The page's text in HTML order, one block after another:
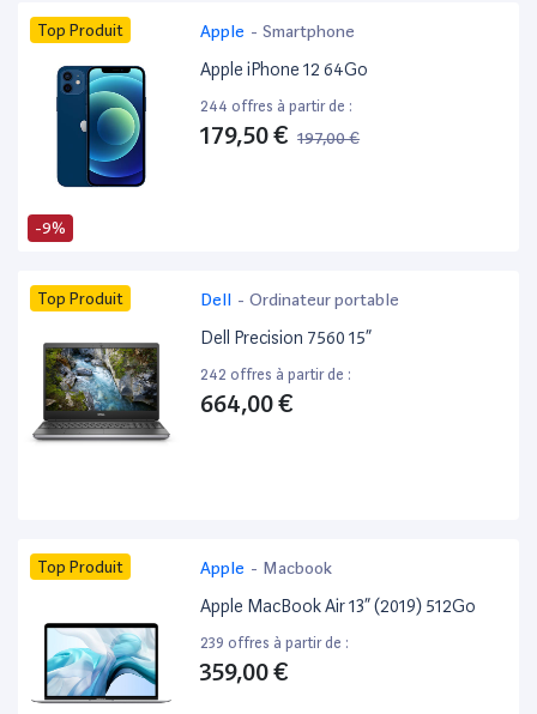
-9%
Top Produit Apple - Smartphone
Apple iPhone 12 64Go
244 offres à partir de :
179,50 € 197,00 €
Top Produit Dell - Ordinateur portable
Dell Precision 7560 15”
242 offres à partir de :
664,00 €
Top Produit Apple - Macbook
Apple MacBook Air 13” (2019) 512Go
239 offres à partir de :
359,00 €